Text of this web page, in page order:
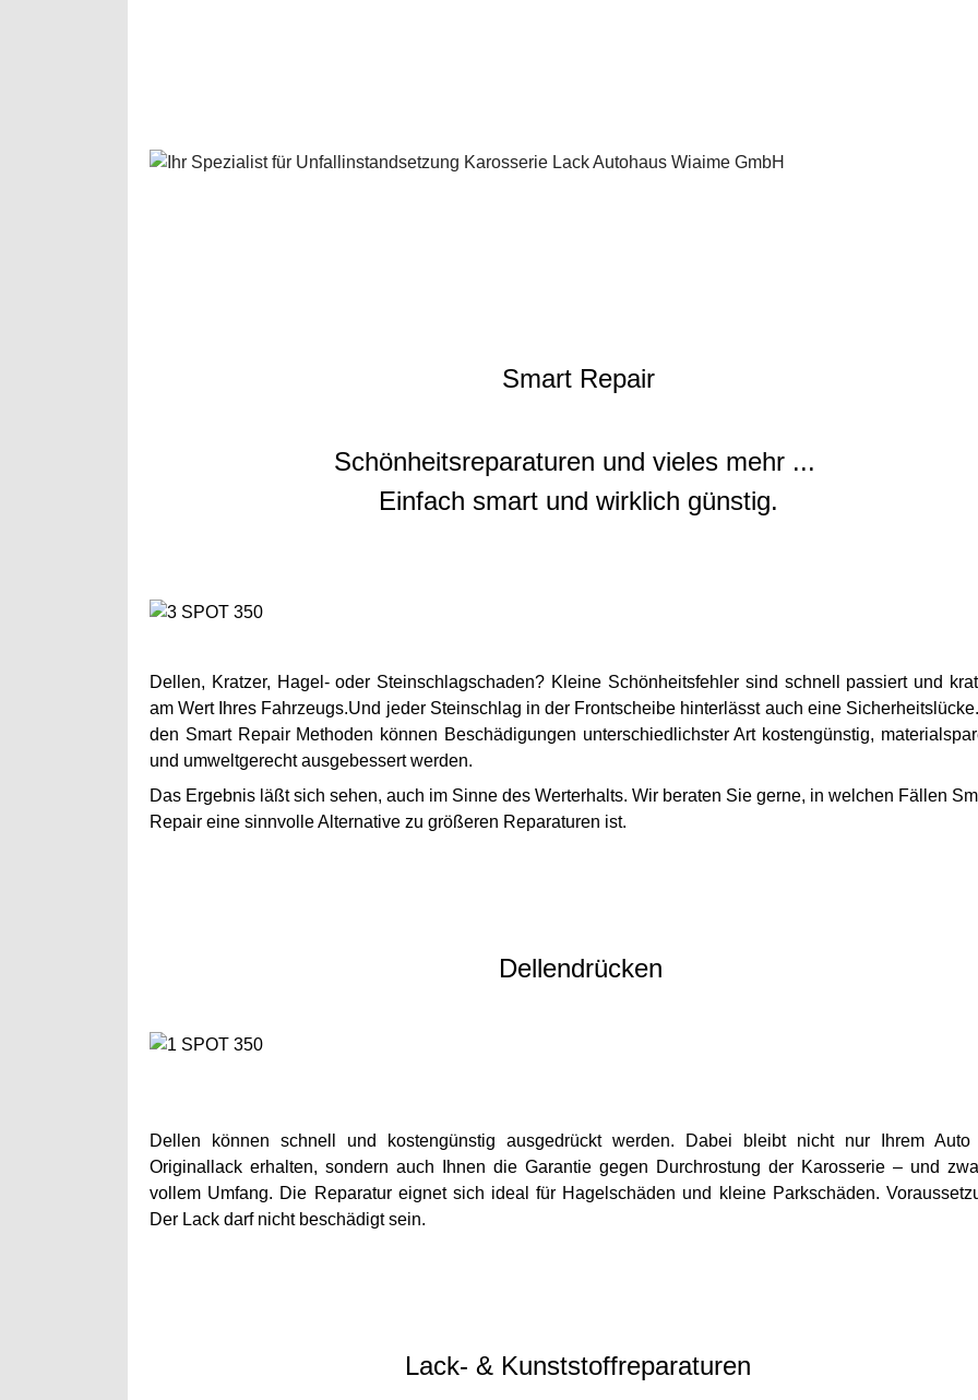
Smart Repair
Schönheitsreparaturen und vieles mehr ...
Einfach smart und wirklich günstig.
Dellen, Kratzer, Hagel- oder Steinschlagschaden? Kleine Schönheitsfehler sind schnell passiert und
am Wert Ihres Fahrzeugs.Und jeder Steinschlag in der Frontscheibe hinterlässt auch eine Sicherheitslücke.
den Smart Repair Methoden können Beschädigungen unterschiedlichster Art kostengünstig,
und umweltgerecht ausgebessert werden.
Das Ergebnis läßt sich sehen, auch im Sinne des Werterhalts. Wir beraten Sie gerne, in welchen Fällen
Repair eine sinnvolle Alternative zu größeren Reparaturen ist.
Dellendrücken
Dellen können schnell und kostengünstig ausgedrückt werden. Dabei bleibt nicht nur Ihrem Auto
Originallack erhalten, sondern auch Ihnen die Garantie gegen Durchrostung der Karosserie – und
vollem Umfang. Die Reparatur eignet sich ideal für Hagelschäden und kleine Parkschäden.
Der Lack darf nicht beschädigt sein.
Lack- & Kunststoffreparaturen